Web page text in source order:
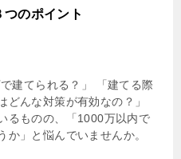
のポイント
建てられる？」 「建てる際
んな対策が有効なの？」
るものの、「1000万以内で
」と悩んでいませんか。